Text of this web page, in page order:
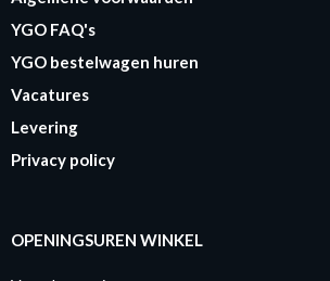
YGO FAQ's
YGO bestelwagen huren
Vacatures
Levering
Privacy policy
OPENINGSUREN WINKEL